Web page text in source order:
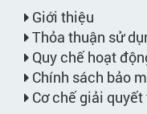
Giới thiệu
Thỏa thuận sử
Quy chế hoạt
Chính sách bảo
Cơ chế giải